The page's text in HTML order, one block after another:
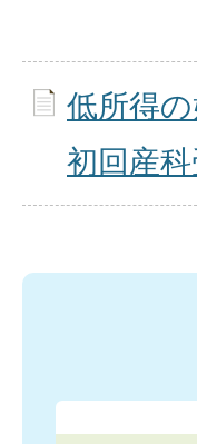
低所得
初回産